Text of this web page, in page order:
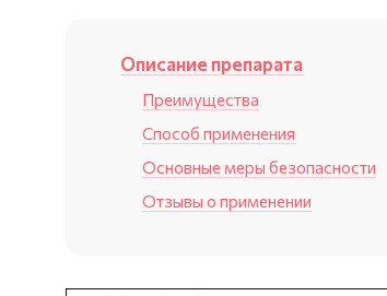
Описание препарата
Преимущества
Способ применения
Основные меры безопасности
Отзывы о применении